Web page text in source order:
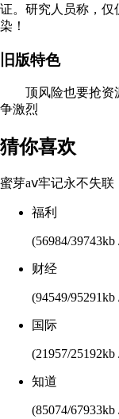
证。研究人员称，仅
染！
旧版特色
顶风险也要抢资源
争激烈
猜你喜欢
蜜芽aⅴ牢记永不失联
福利
(56984/39743kb
财经
(94549/95291kb
国际
(21957/25192kb
知道
(85074/67933kb